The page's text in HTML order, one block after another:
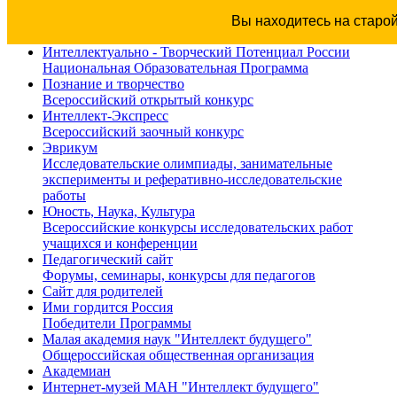
Вы находитесь на
Интеллектуально - Творческий Потенциал России
Национальная Образовательная Программа
Познание и творчество
Всероссийский открытый конкурс
Интеллект-Экспресс
Всероссийский заочный конкурс
Эврикум
Исследовательские олимпиады, занимательные
эксперименты и реферативно-исследовательские
работы
Юность, Наука, Культура
Всероссийские конкурсы исследовательских работ
учащихся и конференции
Педагогический сайт
Форумы, семинары, конкурсы для педагогов
Сайт для родителей
Ими гордится Россия
Победители Программы
Малая академия наук "Интеллект будущего"
Общероссийская общественная организация
Академиан
Интернет-музей МАН "Интеллект будущего"